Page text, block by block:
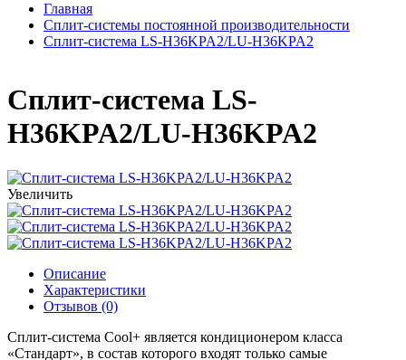
Главная
Сплит-системы постоянной производительности
Сплит-система LS-H36KPA2/LU-H36KPA2
Сплит-система LS-
H36KPA2/LU-H36KPA2
Увеличить
Описание
Характеристики
Отзывов (0)
Сплит-система Cool+ является кондиционером класса
«Стандарт», в состав которого входят только самые